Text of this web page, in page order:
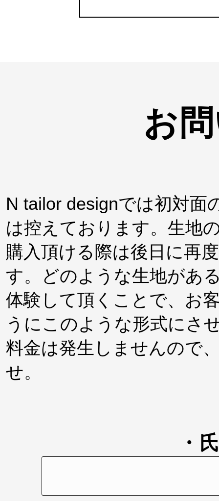
お
N tailor designでは初対面
は控えております。生地
購入頂ける際は後日に再
す。どのような生地があ
体験して頂くことで、お
うにこのような形式にさ
料金は発生しませんので
せ。
・